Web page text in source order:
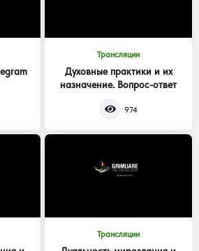
Трансляции
Духовные практики и их
назначение. Вопрос-ответ
974
Трансляции